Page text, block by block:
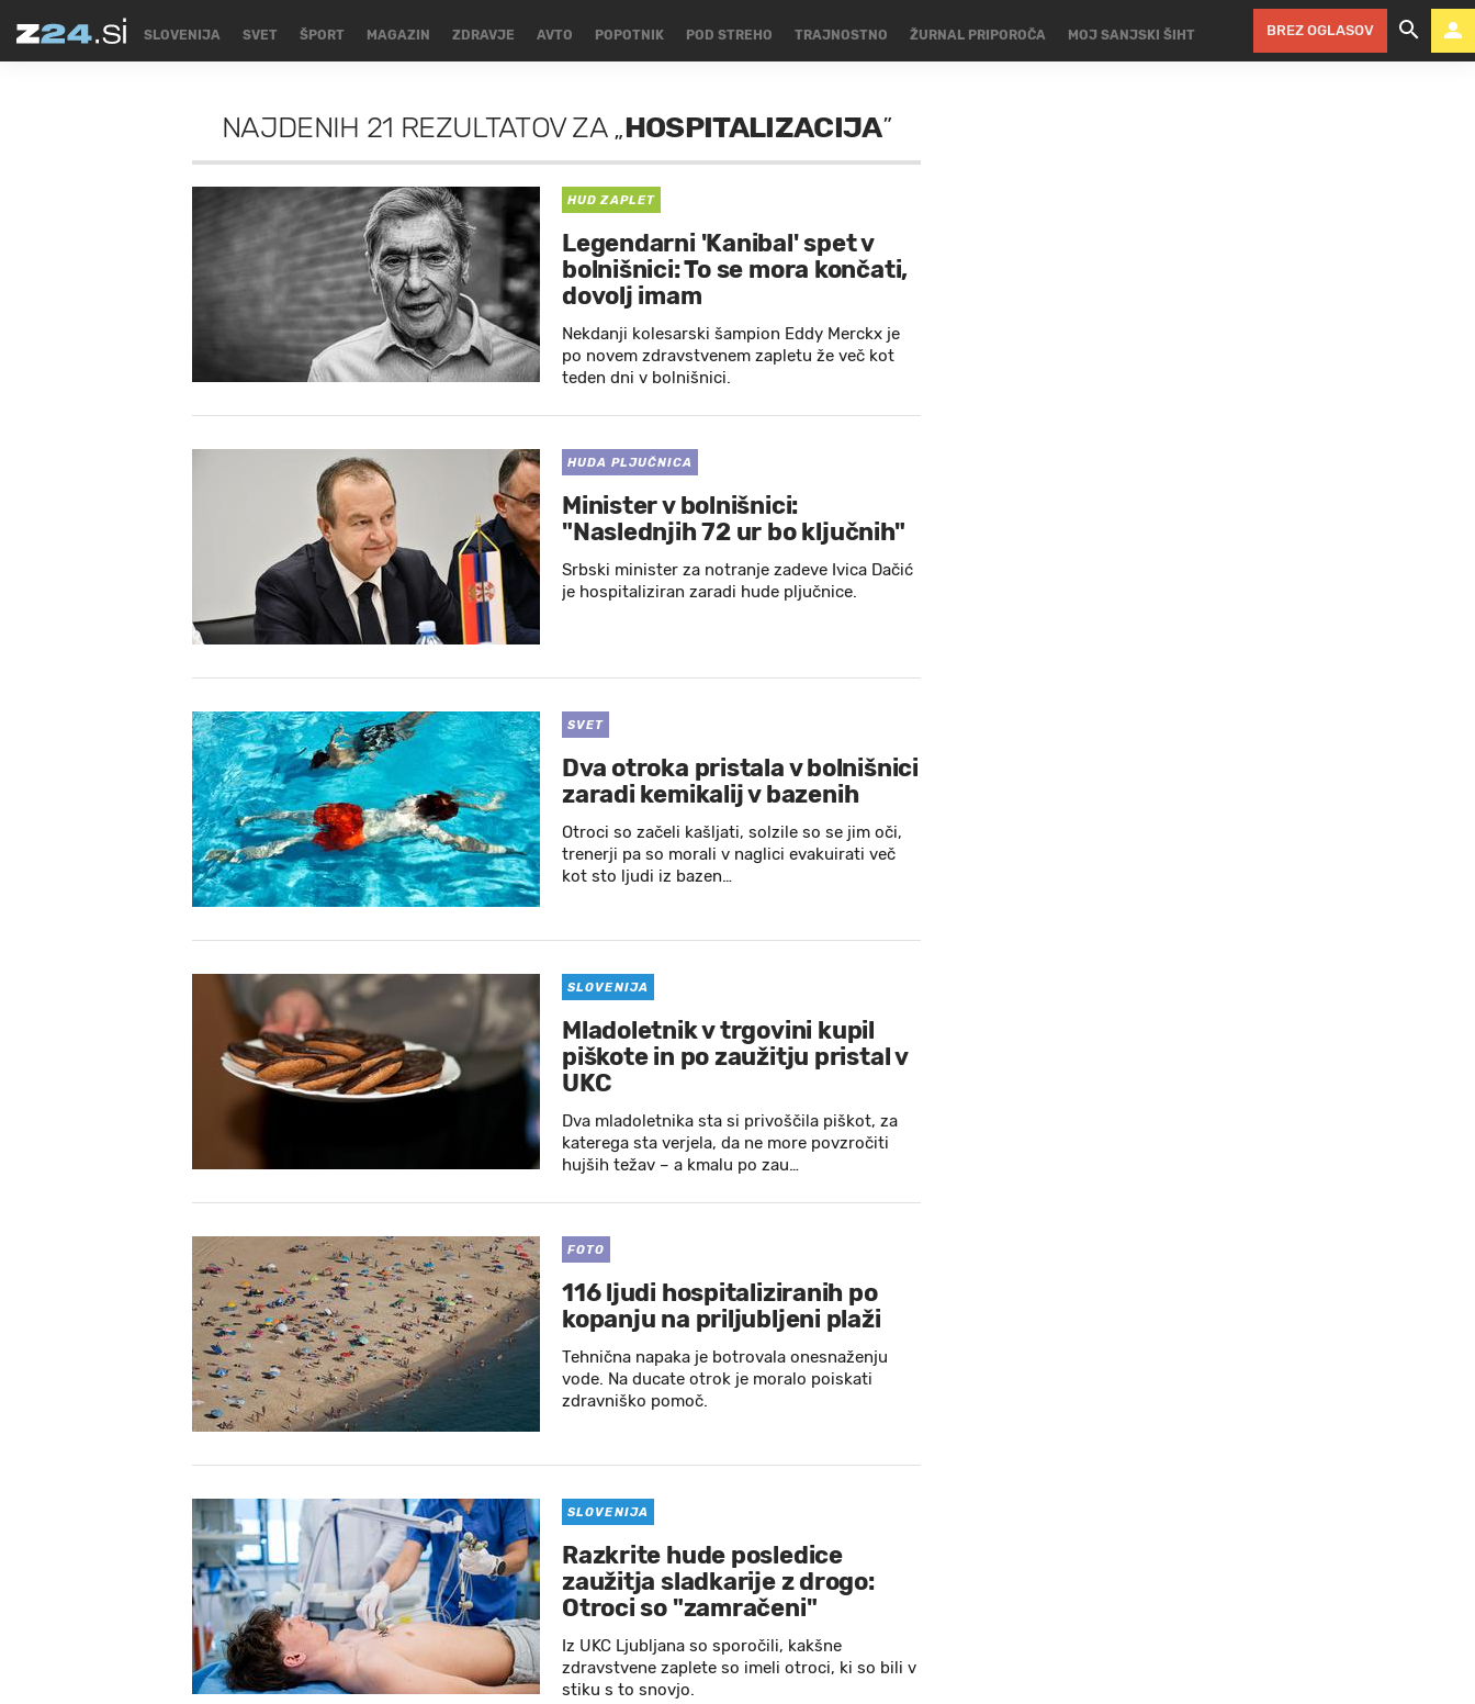
SLOVENIJA SVET ŠPORT MAGAZIN ZDRAVJE AVTO POPOTNIK POD STREHO TRAJNOSTNO ŽURNAL PRIPOROČA MOJ SANJSKI ŠIHT BREZ OGLASOV
NAJDENIH 21 REZULTATOVZA„HOSPITALIZACIJA”
HUD ZAPLET
Legendarni 'Kanibal' spet v
bolnišnici: To se mora končati,
dovolj imam
Nekdanji kolesarski šampion Eddy Merckx je
po novem zdravstvenem zapletu že več kot
teden dni v bolnišnici.
HUDA PLJUČNICA
Minister v bolnišnici:
"Naslednjih 72 ur bo ključnih"
Srbski minister za notranje zadeve Ivica Dačić
je hospitaliziran zaradi hude pljučnice.
SVET
Dva otroka pristala v bolnišnici
zaradi kemikalij v bazenih
Otroci so začeli kašljati, solzile so se jim oči,
trenerji pa so morali v naglici evakuirati več
kot sto ljudi iz bazen…
SLOVENIJA
Mladoletnik v trgovini kupil
piškote in po zaužitju pristal v
UKC
Dva mladoletnika sta si privoščila piškot, za
katerega sta verjela, da ne more povzročiti
hujših težav – a kmalu po zau…
FOTO
116 ljudi hospitaliziranih po
kopanju na priljubljeni plaži
Tehnična napaka je botrovala onesnaženju
vode. Na ducate otrok je moralo poiskati
zdravniško pomoč.
SLOVENIJA
Razkrite hude posledice
zaužitja sladkarije z drogo:
Otroci so "zamračeni"
Iz UKC Ljubljana so sporočili, kakšne
zdravstvene zaplete so imeli otroci, ki so bili v
stiku s to snovjo.